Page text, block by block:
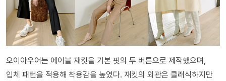
오이아우어는 에이블 재킷을 기본 핏의 투 버튼으로 제작했으며,
입체 패턴을 적용해 착용감을 높였다. 재킷의 외관은 클래식하지만